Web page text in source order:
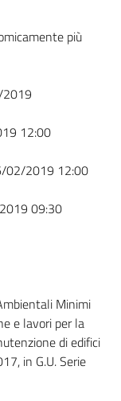
più
12:00
02/2019 12:00
09:30
Minimi
e lavori per la
di edifici
in G.U. Serie